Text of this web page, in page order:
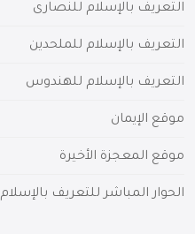
التعريف بالإسلام للنصارى
التعريف بالإسلام للملحدين
التعريف بالإسلام للهندوس
موقع الإيمان
موقع المعجزة الأخيرة
الحوار المباشر للتعريف بالإسلام